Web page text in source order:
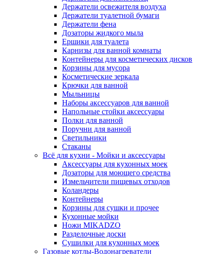
Держатели освежителя воздуха
Держатели туалетной бумаги
Держатели фена
Дозаторы жидкого мыла
Ершики для туалета
Карнизы для ванной комнаты
Контейнеры для косметических дисков
Корзины для мусора
Косметические зеркала
Крючки для ванной
Мыльницы
Наборы аксессуаров для ванной
Напольные стойки аксессуары
Полки для ванной
Поручни для ванной
Светильники
Стаканы
Всё для кухни - Мойки и аксессуары
Аксессуары для кухонных моек
Дозаторы для моющего средства
Измельчители пищевых отходов
Коландеры
Контейнеры
Корзины для сушки и прочее
Кухонные мойки
Ножи MIKADZO
Разделочные доски
Сушилки для кухонных моек
Газовые котлы-Водонагреватели